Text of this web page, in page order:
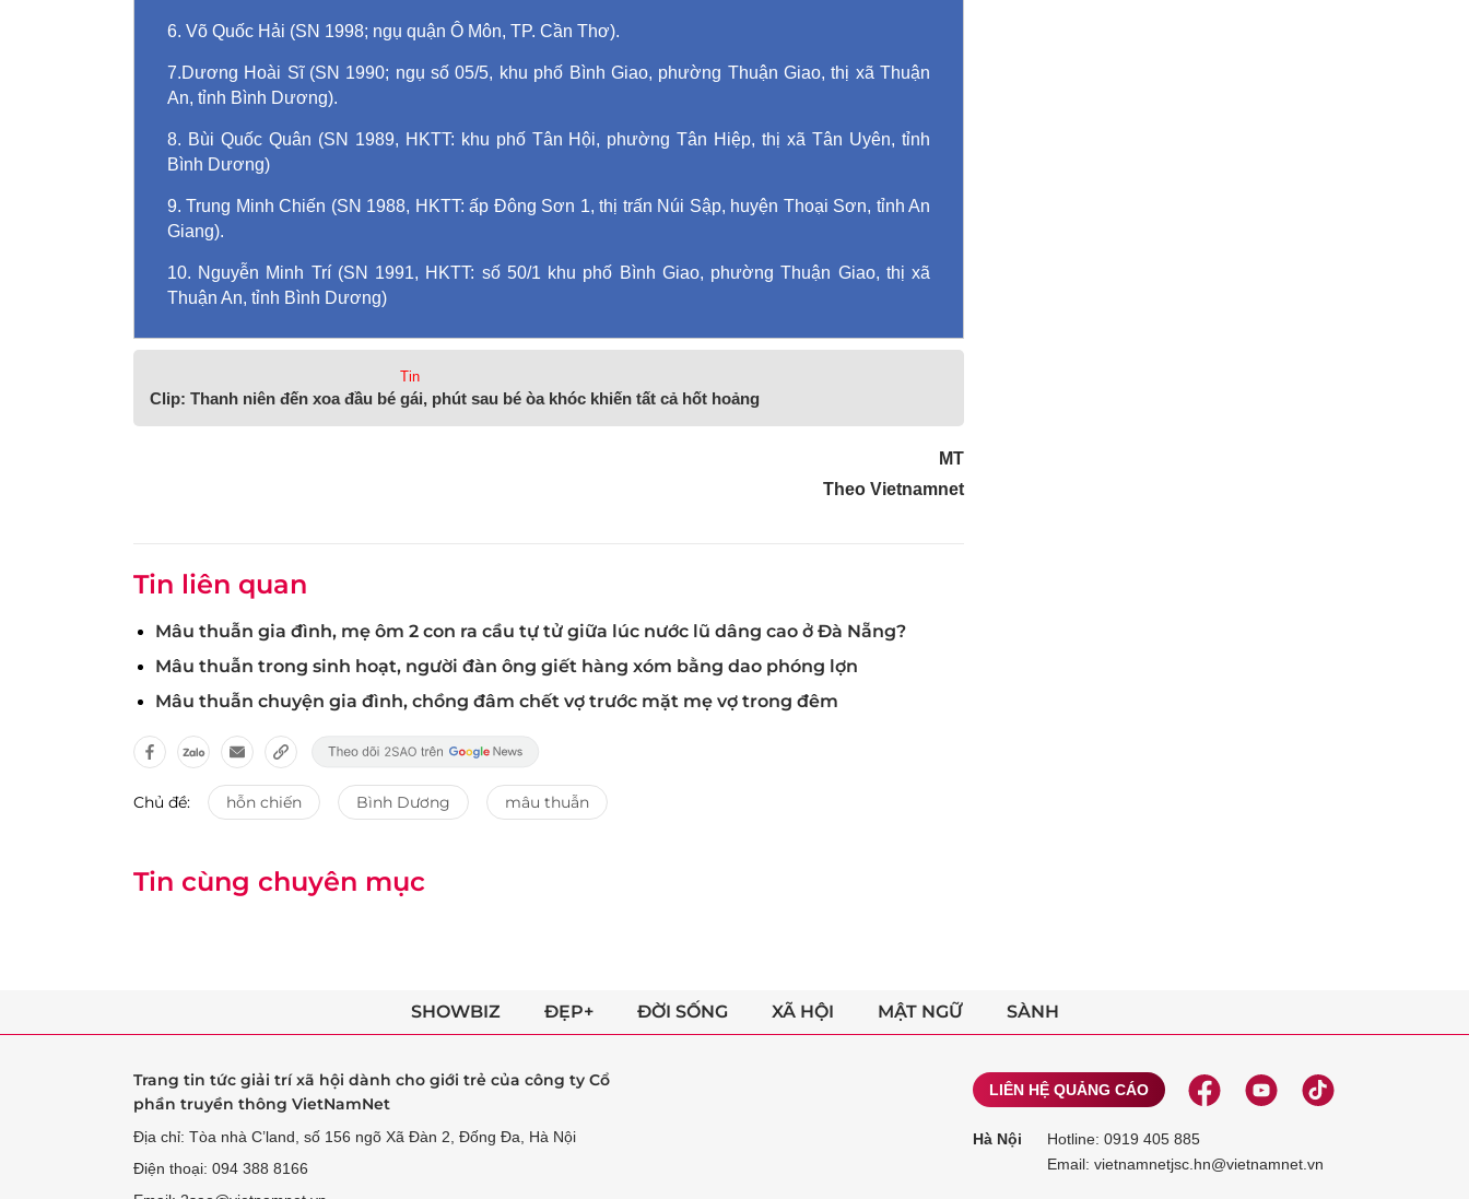
6. Võ Quốc Hải (SN 1998; ngụ quận Ô Môn, TP. Cần Thơ).
7.Dương Hoài Sĩ (SN 1990; ngụ số 05/5, khu phố Bình Giao, phường Thuận Giao, thị xã Thuận
An, tỉnh Bình Dương).
8. Bùi Quốc Quân (SN 1989, HKTT: khu phố Tân Hội, phường Tân Hiệp, thị xã Tân Uyên, tỉnh
Bình Dương)
9. Trung Minh Chiến (SN 1988, HKTT: ấp Đông Sơn 1, thị trấn Núi Sập, huyện Thoại Sơn, tỉnh An
Giang).
10. Nguyễn Minh Trí (SN 1991, HKTT: số 50/1 khu phố Bình Giao, phường Thuận Giao, thị xã
Thuận An, tỉnh Bình Dương)
Tin
Clip: Thanh niên đến xoa đầu bé gái, phút sau bé òa khóc khiến tất cả hốt hoảng
MT
Theo Vietnamnet
Tin liên quan
Mâu thuẫn gia đình, mẹ ôm 2 con ra cầu tự tử giữa lúc nước lũ dâng cao ở Đà Nẵng?
Mâu thuẫn trong sinh hoạt, người đàn ông giết hàng xóm bằng dao phóng lợn
Mâu thuẫn chuyện gia đình, chồng đâm chết vợ trước mặt mẹ vợ trong đêm
Chủ đề: hỗn chiến Bình Dương mâu thuẫn
Tin cùng chuyên mục
SHOWBIZ ĐẸP+ ĐỜI SỐNG XÃ HỘI MẬT NGỮ SÀNH
Trang tin tức giải trí xã hội dành cho giới trẻ của công ty Cổ
phần truyền thông VietNamNet
Địa chỉ: Tòa nhà C’land, số 156 ngõ Xã Đàn 2, Đống Đa, Hà Nội
Điện thoại: 094 388 8166
LIÊN HỆ QUẢNG CÁO
Hà Nội Hotline: 0919 405 885
Email: vietnamnetjsc.hn@vietnamnet.vn